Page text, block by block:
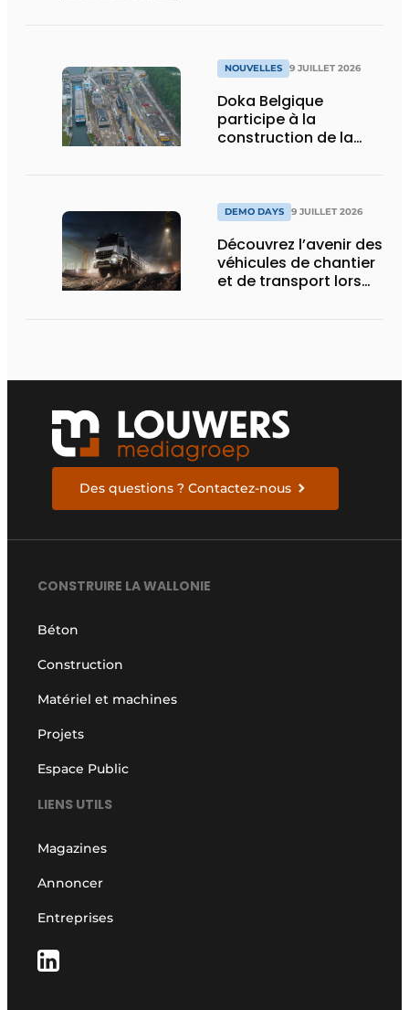
NOUVELLES 9 JUILLET 2026
Doka Belgique
participe à la
construction de la
DEMO DAYS 9 JUILLET 2026
Découvrez l’avenir des
véhicules de chantier
et de transport lors
Des questions ? Contactez-nous
CONSTRUIRE LA WALLONIE
Béton
Construction
Matériel et machines
Projets
Espace Public
LIENS UTILS
Magazines
Annoncer
Entreprises